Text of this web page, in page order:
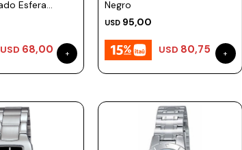
Esfera
USD 68,00
Negro
USD 95,00
USD 80,75